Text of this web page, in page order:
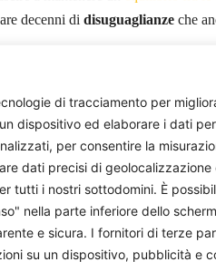
di tracciamento per
dispositivo ed elaborare i dati
per consentire la
dati precisi di
tutti i nostri sottodomini. È
nella parte inferiore dello
e sicura. I fornitori di terze
su un dispositivo, pubblicità e
decenni di disuguaglianze che